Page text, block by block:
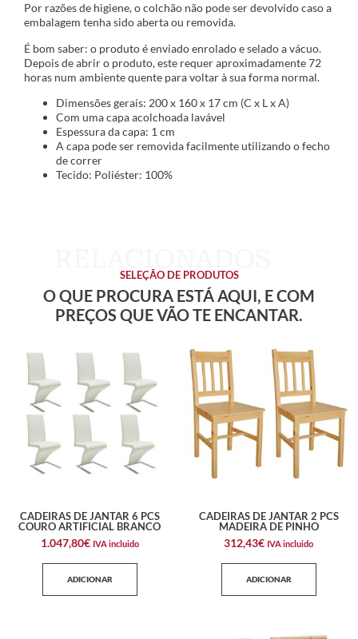
Por razões de higiene, o colchão não pode ser devolvido caso a
embalagem tenha sido aberta ou removida.
É bom saber: o produto é enviado enrolado e selado a vácuo.
Depois de abrir o produto, este requer aproximadamente 72
horas num ambiente quente para voltar à sua forma normal.
Dimensões gerais: 200 x 160 x 17 cm (C x L x A)
Com uma capa acolchoada lavável
Espessura da capa: 1 cm
A capa pode ser removida facilmente utilizando o fecho
de correr
Tecido: Poliéster: 100%
SELEÇÃO DE PRODUTOS
O QUE PROCURA ESTÁ AQUI, E COM
PREÇOS QUE VÃO TE ENCANTAR.
CADEIRAS DE JANTAR 6 PCS
COURO ARTIFICIAL BRANCO
1.047,80€ IVA incluido
ADICIONAR
CADEIRAS DE JANTAR 2 PCS
MADEIRA DE PINHO
312,43€ IVA incluido
ADICIONAR